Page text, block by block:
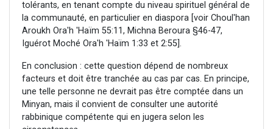
tolérants, en tenant compte du niveau spirituel général de
la communauté, en particulier en diaspora [voir Choul'han
Aroukh Ora'h 'Haïm 55:11, Michna Beroura §46-47,
Iguérot Moché Ora'h 'Haïm 1:33 et 2:55].
En conclusion : cette question dépend de nombreux
facteurs et doit être tranchée au cas par cas. En principe,
une telle personne ne devrait pas être comptée dans un
Minyan, mais il convient de consulter une autorité
rabbinique compétente qui en jugera selon les